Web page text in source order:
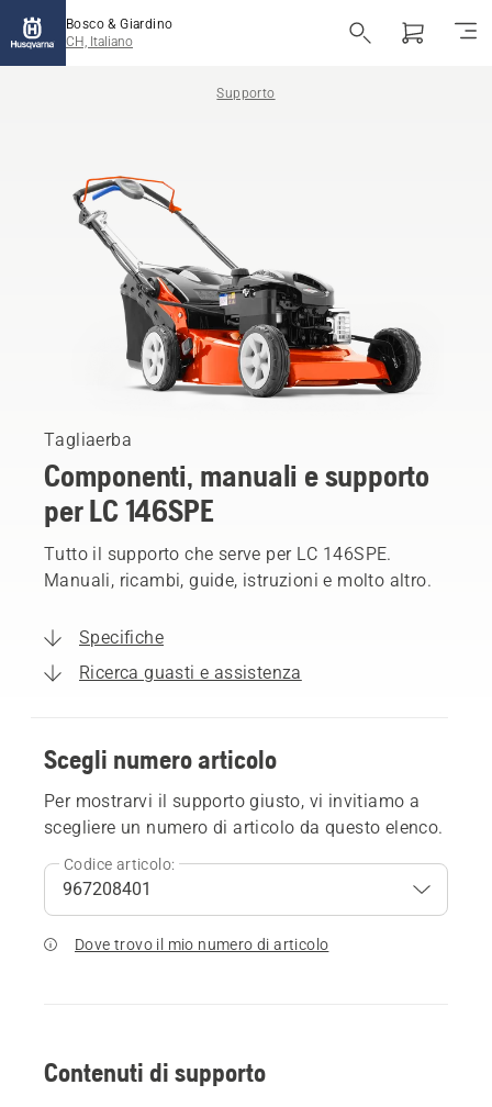
Bosco & Giardino
CH, Italiano
Supporto
Tagliaerba
Componenti, manuali e supporto
per LC 146SPE
Tutto il supporto che serve per LC 146SPE.
Manuali, ricambi, guide, istruzioni e molto altro.
Specifiche
Ricerca guasti e assistenza
Scegli numero articolo
Per mostrarvi il supporto giusto, vi invitiamo a
scegliere un numero di articolo da questo elenco.
Codice articolo:
Dove trovo il mio numero di articolo
Contenuti di supporto